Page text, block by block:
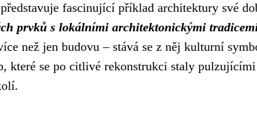
fascinující příklad architektury své
prvků s lokálními architektonickými
než jen budovu – stává se z něj kulturní
které se po citlivé rekonstrukci staly